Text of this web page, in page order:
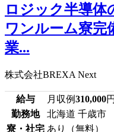
ロジック半導体
ワンルーム寮
業...
株式会社BREXA Next
給与 月収例310,000円
勤務地
北海道 千歳市
寮・社宅 あり（無料）